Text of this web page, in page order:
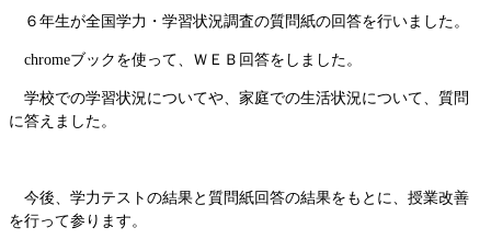
６年生が全国学力・学習状況調査の質問紙の回答を行いました。
chromeブックを使って、ＷＥＢ回答をしました。
学校での学習状況についてや、家庭での生活状況について、質問
に答えました。
今後、学力テストの結果と質問紙回答の結果をもとに、授業改善
を行って参ります。